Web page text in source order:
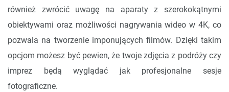
również zwrócić uwagę na aparaty z szerokokątnymi
obiektywami oraz możliwości nagrywania wideo w 4K, co
pozwala na tworzenie imponujących filmów. Dzięki takim
opcjom możesz być pewien, że twoje zdjęcia z podróży czy
imprez będą wyglądać jak profesjonalne sesje
fotograficzne.